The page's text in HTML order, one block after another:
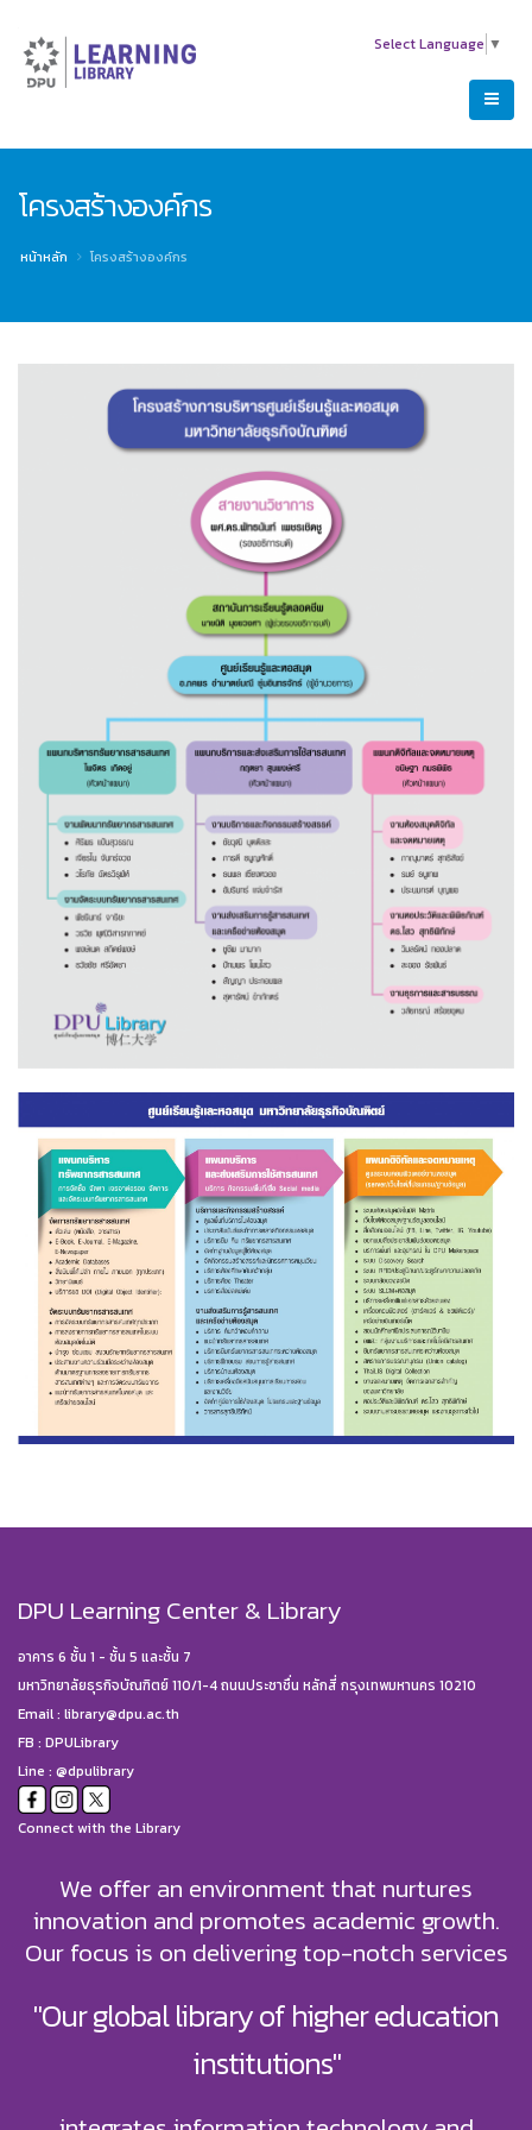
Select Language ▼
โครงสร้างองค์กร
หน้าหลัก โครงสร้างองค์กร
DPU Learning Center & Library
อาคาร 6 ชั้น 1 - ชั้น 5 และชั้น 7
มหาวิทยาลัยธุรกิจบัณฑิตย์ 110/1-4 ถนนประชาชื่น หลักสี่ กรุงเทพมหานคร 10210
Email : library@dpu.ac.th
FB : DPULibrary
Line : @dpulibrary
Connect with the Library
We offer an environment that nurtures
innovation and promotes academic growth.
Our focus is on delivering top-notch services
"Our global library of higher education
institutions"